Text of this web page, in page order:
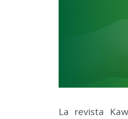
La revista